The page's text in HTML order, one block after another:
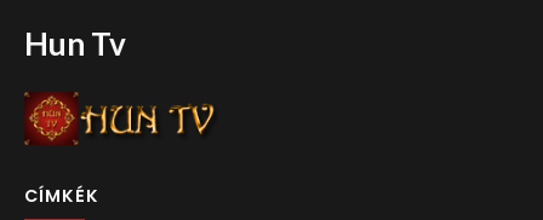
Hun Tv
CÍMKÉK